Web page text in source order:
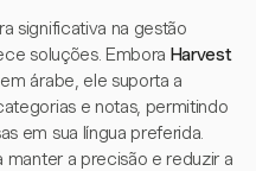
significativa na gestão
soluções. Embora Harvest
árabe, ele suporta a
e notas, permitindo
em sua língua preferida.
manter a precisão e reduzir a